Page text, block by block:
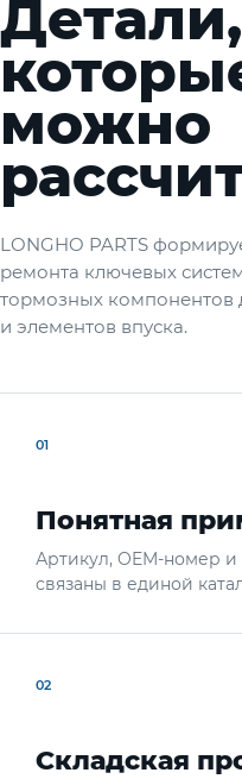
можно
LONGHO PARTS
ремонта ключевых
тормозных компонентов
и элементов впуска.
01
Понятная
Артикул, OEM-номер
связаны в единой
02
Складская